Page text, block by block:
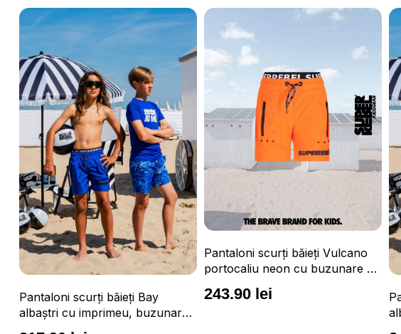
Pantaloni scurți băieți Vulcano
portocaliu neon cu buzunare cu
ajustabilă
243.90 lei
Pantaloni scurți băieți Vulcano